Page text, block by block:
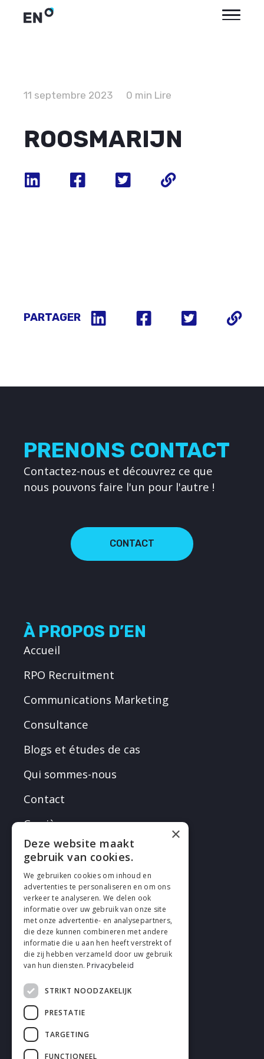
11 septembre 2023 0 min Lire
ROOSMARIJN
PARTAGER
PRENONS CONTACT
Contactez-nous et découvrez ce que
nous pouvons faire l'un pour l'autre !
CONTACT
À PROPOS D’EN
Accueil
RPO Recruitment
Communications Marketing
Consultance
Blogs et études de cas
Qui sommes-nous
Contact
Carrières
SUIVEZ EN
Cookies
Confidentialité
Déclaration de non-responsabilité
×
Deze website maakt
gebruik van cookies.
We gebruiken cookies om inhoud en
advertenties te personaliseren en om ons
verkeer te analyseren. We delen ook
informatie over uw gebruik van onze site
met onze advertentie- en analysepartners,
die deze kunnen combineren met andere
informatie die u aan hen heeft verstrekt of
die zij hebben verzameld door uw gebruik
van hun diensten. Privacybeleid
STRIKT NOODZAKELIJK
PRESTATIE
TARGETING
FUNCTIONEEL